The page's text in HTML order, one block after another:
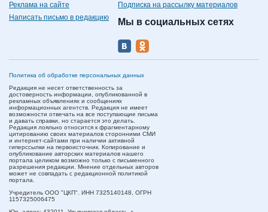
Реклама на сайте
Написать письмо в редакцию
Подписка на рассылку материалов
Мы в социальных сетях
Политика об обработке персональных данных
Редакция не несет ответственность за
достоверность информации, опубликованной в
рекламных объявлениях и сообщениях
информационных агентств. Редакция не имеет
возможности отвечать на все поступающие письма
и давать справки, но старается это делать.
Редакция лояльно относится к фрагментарному
цитированию своих материалов сторонними СМИ
и интернет-сайтами при наличии активной
гиперссылки на первоисточник. Копирование и
опубликование авторских материалов нашего
портала целиком возможно только с письменного
разрешения редакции. Мнение отдельных авторов
может не совпадать с редакционной политикой
портала.
Учредитель ООО "ЦКП". ИНН 7325140148, ОГРН
1157325006475